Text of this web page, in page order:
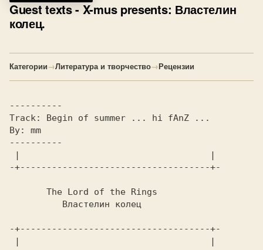
Guest texts- X-mus presents: Властелин
колец.
Категории→Литература и творчество→Рецензии
Track:
By: mm
----------
The Lord of the Rings
Властелин колец
-+------------------------------------+-